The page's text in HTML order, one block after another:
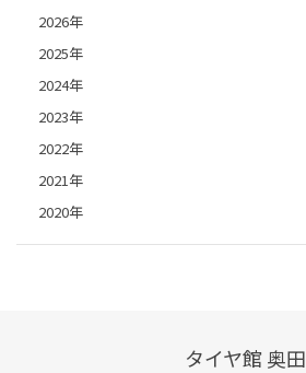
2026年
2025年
2024年
2023年
2022年
2021年
2020年
タイヤ館 奥田